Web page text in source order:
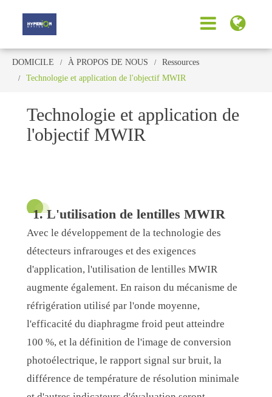
DOMICILE À PROPOS DE NOUS
Ressources
Technologie et application de l'objectif MWIR
Technologie et application de
l'objectif MWIR
1. L'utilisation de lentilles MWIR
Avec le développement de la technologie des
détecteurs infrarouges et des exigences
d'application, l'utilisation de lentilles MWIR
augmente également. En raison du mécanisme de
réfrigération utilisé par l'onde moyenne,
l'efficacité du diaphragme froid peut atteindre
100 %, et la définition de l'image de conversion
photoélectrique, le rapport signal sur bruit, la
différence de température de résolution minimale